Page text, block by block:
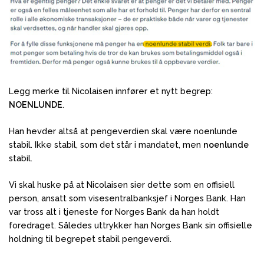
Legg merke til Nicolaisen innfører et nytt begrep:
NOENLUNDE.
Han hevder altså at pengeverdien skal være noenlunde
stabil. Ikke stabil, som det står i mandatet, men noenlunde
stabil.
Vi skal huske på at Nicolaisen sier dette som en offisiell
person, ansatt som visesentralbanksjef i Norges Bank. Han
var tross alt i tjeneste for Norges Bank da han holdt
foredraget. Således uttrykker han Norges Bank sin offisielle
holdning til begrepet stabil pengeverdi.